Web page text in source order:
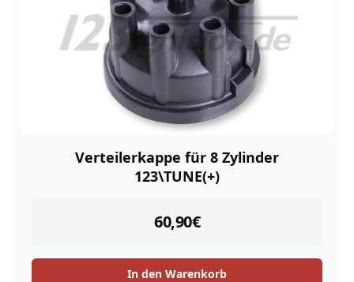
Verteilerkappe für 8 Zylinder
123\TUNE(+)
60,90€
instock
In den Warenkorb